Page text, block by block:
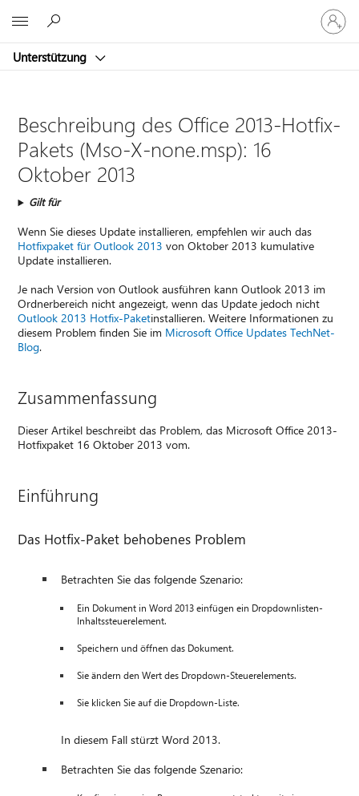
Unterstützung
Bei
Ihrem
Konto
Beschreibung des Office 2013-Hotfix-
Pakets (Mso-X-none.msp): 16
Oktober 2013
Gilt für
Wenn Sie dieses Update installieren, empfehlen wir auch das
Hotfixpaket für Outlook 2013 von Oktober 2013 kumulative
Update installieren.
Je nach Version von Outlook ausführen kann Outlook 2013 im
Ordnerbereich nicht angezeigt, wenn das Update jedoch nicht
Outlook 2013 Hotfix-Paketinstallieren. Weitere Informationen zu
diesem Problem finden Sie im Microsoft Office Updates TechNet-
Blog.
Zusammenfassung
Dieser Artikel beschreibt das Problem, das Microsoft Office 2013-
Hotfixpaket 16 Oktober 2013 vom.
Einführung
Das Hotfix-Paket behobenes Problem
Betrachten Sie das folgende Szenario:
Ein Dokument in Word 2013 einfügen ein Dropdownlisten-
Inhaltssteuerelement.
Speichern und öffnen das Dokument.
Sie ändern den Wert des Dropdown-Steuerelements.
Sie klicken Sie auf die Dropdown-Liste.
In diesem Fall stürzt Word 2013.
Betrachten Sie das folgende Szenario: